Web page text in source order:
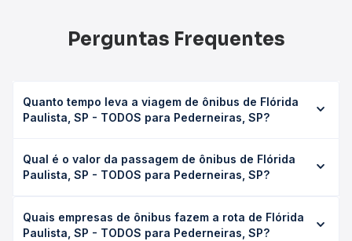
Perguntas Frequentes
Quanto tempo leva a viagem de ônibus de Flórida
Paulista, SP - TODOS para Pederneiras, SP?
Pederneiras, SP leva em média 0 horas, podendo variar
conforme a viação, o tipo de serviço (convencional,
duração exata de cada opção na data desejada.
Qual é o valor da passagem de ônibus de Flórida
Paulista, SP - TODOS para Pederneiras, SP?
TODOS para Pederneiras, SP custa em média não
identificado e varia conforme a data da viagem, a
Quais empresas de ônibus fazem a rota de Flórida
Paulista, SP - TODOS para Pederneiras, SP?